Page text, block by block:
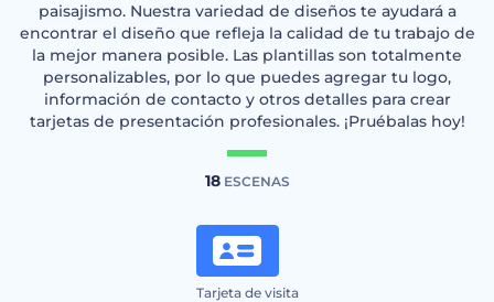
paisajismo. Nuestra variedad de diseños te ayudará a
encontrar el diseño que refleja la calidad de tu trabajo de
la mejor manera posible. Las plantillas son totalmente
personalizables, por lo que puedes agregar tu logo,
información de contacto y otros detalles para crear
tarjetas de presentación profesionales. ¡Pruébalas hoy!
18ESCENAS
Tarjeta de visita